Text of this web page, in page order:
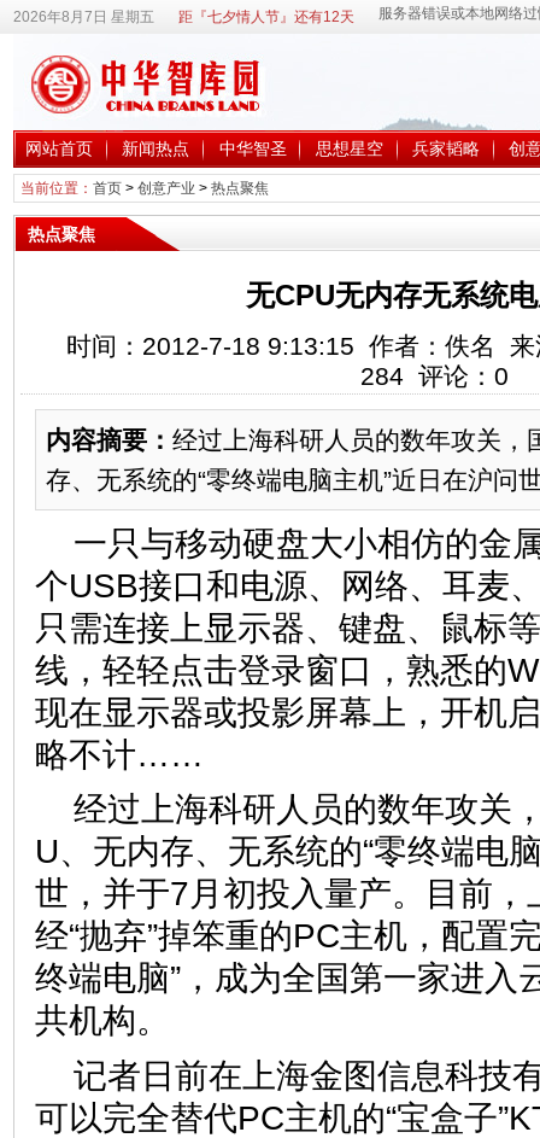
2026年8月7日 星期五 距『七夕情人节』还有12天
网站首页 新闻热点 中华智圣 思想星空 兵家韬略 创
当前位置： 首页> 创意产业 > 热点聚焦
热点聚焦
无CPU无内存无系统
时间：2012-7-18 9:13:15 作者：佚名
284 评论： 0
内容摘要： 经过上海科研人员的数年攻关，
存、无系统的“零终端电脑主机”近日在沪问
一只与移动硬盘大小相仿的金
个USB接口和电源、网络、耳麦
只需连接上显示器、键盘、鼠标
线，轻轻点击登录窗口，熟悉的
现在显示器或投影屏幕上，开机
略不计……
经过上海科研人员的数年攻关
U、无内存、无系统的“零终端电
世，并于7月初投入量产。目前，
经“抛弃”掉笨重的PC主机，配置
终端电脑”，成为全国第一家进入
共机构。
记者日前在上海金图信息科技
可以完全替代PC主机的“宝盒子